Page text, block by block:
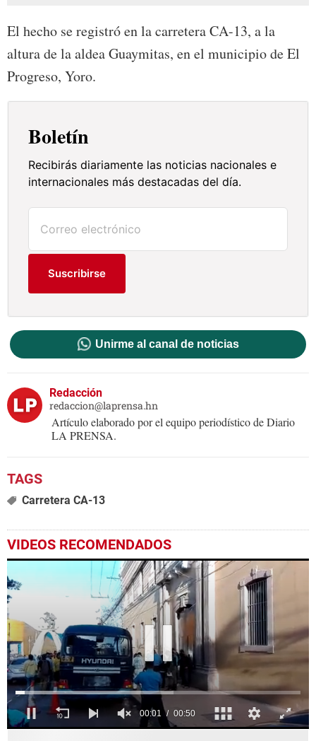
El hecho se registró en la carretera CA-13, a la
altura de la aldea Guaymitas, en el municipio de El
Progreso, Yoro.
Boletín
Recibirás diariamente las noticias nacionales e
internacionales más destacadas del día.
Suscribirse
Unirme al canal de noticias
Redacción
redaccion@laprensa.hn
Artículo elaborado por el equipo periodístico de Diario
LA PRENSA.
Carretera CA-13
VIDEOS RECOMENDADOS